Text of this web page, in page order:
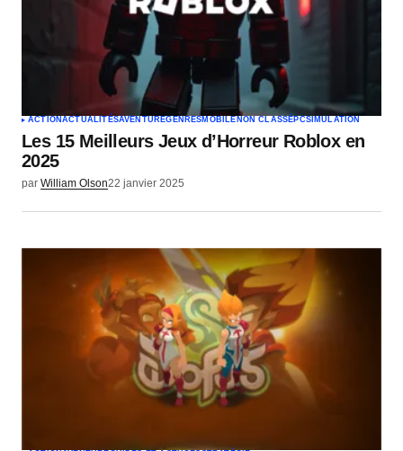
Votre nom
Votre e-mail *
Envoyer un commentaire
ACTIONACTUALITÉSAVENTUREGENRESMOBILE NON CLASSÉ PCSIMULATION
Les 15 Meilleurs Jeux d’Horreur Roblox en
2025
par William Olson22 janvier 2025